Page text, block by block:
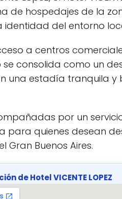
de hospedajes de la
identidad del entorno
a centros
consolida como un
una estadía tranquila y
por un
para quienes desean
Buenos Aires.
de Hotel VICENTE LOPEZ